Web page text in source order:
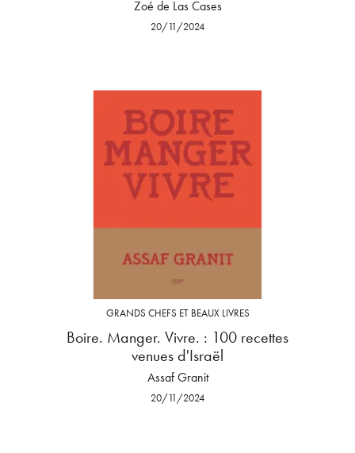
Zoé de Las Cases
20/11/2024
GRANDS CHEFS ET BEAUX LIVRES
Boire. Manger. Vivre. : 100 recettes
venues d'Israël
Assaf Granit
20/11/2024